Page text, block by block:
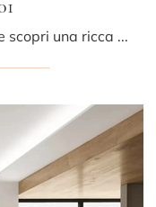
Cucine Moderne con isola: clicca e scopri una ricca gamma di soluzioni del marchio Stosa, tra cui il modello Color Trend 01.